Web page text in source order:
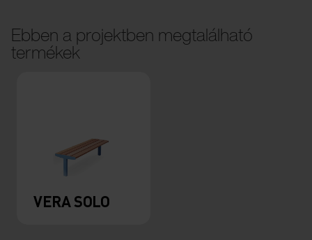
Ebben a projektben megtalálható
termékek
VERA SOLO